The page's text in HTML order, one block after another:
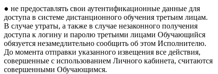
● не предоставлять свои аутентификационные данные для
доступа в системе дистанционного обучения третьим лицам.
В случае утраты, а также в случае незаконного получения
доступа к логину и паролю третьими лицами Обучающийся
обязуется незамедлительно сообщить об этом Исполнителю.
До момента отправки указанного извещения все действия,
совершенные с использованием Личного кабинета, считаются
совершенными Обучающимся.